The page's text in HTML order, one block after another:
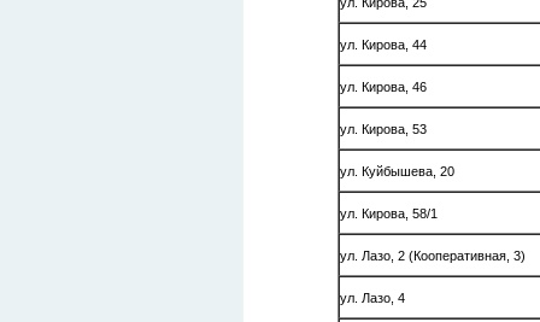
ул. Кирова, 44
ул. Кирова, 46
ул. Кирова, 53
ул. Куйбышева, 20
ул. Кирова, 58/1
ул. Лазо, 2 (Кооперативная, 3)
ул. Лазо, 4